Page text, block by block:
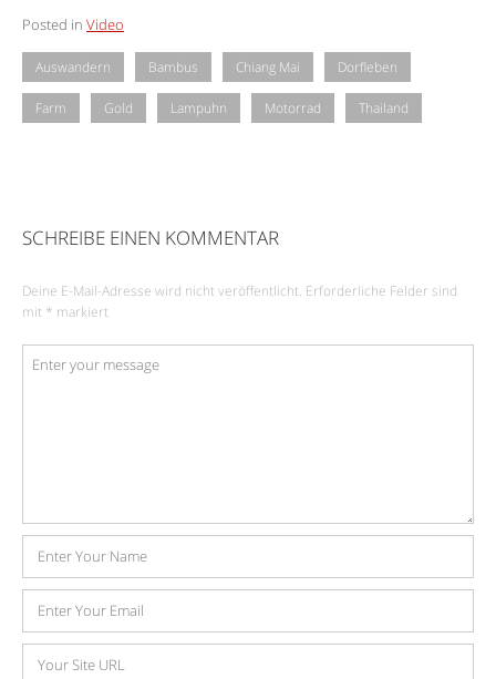
Posted in Video
Auswandern Bambus Chiang Mai Dorfleben
Farm Gold Lampuhn Motorrad Thailand
SCHREIBE EINEN KOMMENTAR
Deine E-Mail-Adresse wird nicht veröffentlicht. Erforderliche Felder sind
mit * markiert
Kommentar
Name
Mail-
Website